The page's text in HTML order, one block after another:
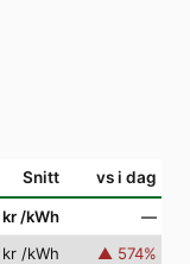
Snitt vs i dag
/kWh
—
/kWh ▲ 574%